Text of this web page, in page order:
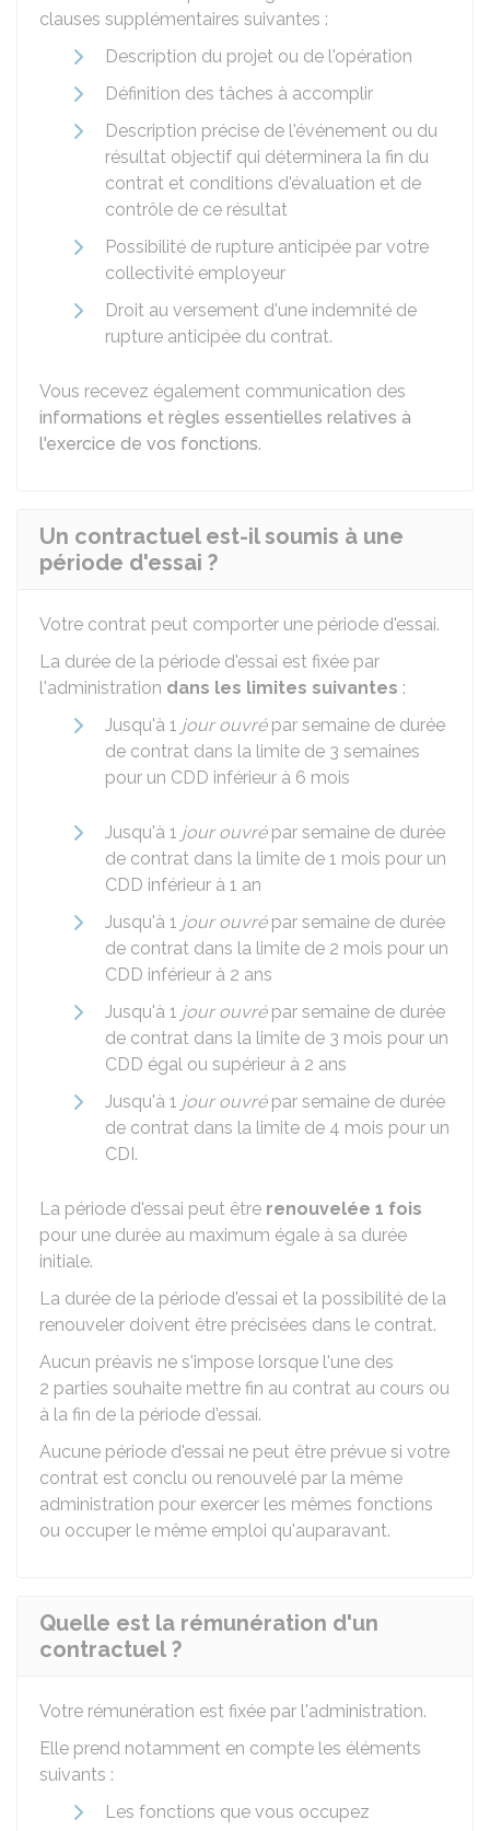
clauses supplémentaires suivantes :
Description du projet ou de l'opération
Définition des tâches à accomplir
Description précise de l'événement ou du
résultat objectif qui déterminera la fin du
contrat et conditions d'évaluation et de
contrôle de ce résultat
Possibilité de rupture anticipée par votre
collectivité employeur
Droit au versement d'une indemnité de
rupture anticipée du contrat.
Vous recevez également communication des
informations et règles essentielles relatives à
l'exercice de vos fonctions.
Un contractuel est-il soumis à une
période d'essai ?
Votre contrat peut comporter une période d'essai.
La durée de la période d'essai est fixée par
l'administration dans les limites suivantes :
Jusqu'à 1 jour ouvrépar semaine de durée
de contrat dans la limite de 3 semaines
pour un CDD inférieur à 6 mois
Jusqu'à 1 jour ouvrépar semaine de durée
de contrat dans la limite de 1 mois pour un
CDD inférieur à 1 an
Jusqu'à 1 jour ouvrépar semaine de durée
de contrat dans la limite de 2 mois pour un
CDD inférieur à 2 ans
Jusqu'à 1 jour ouvrépar semaine de durée
de contrat dans la limite de 3 mois pour un
CDD égal ou supérieur à 2 ans
Jusqu'à 1 jour ouvrépar semaine de durée
de contrat dans la limite de 4 mois pour un
CDI.
La période d'essai peut être renouvelée 1 fois
pour une durée au maximum égale à sa durée
initiale.
La durée de la période d'essai et la possibilité de la
renouveler doivent être précisées dans le contrat.
Aucun préavis ne s'impose lorsque l'une des
2 parties souhaite mettre fin au contrat au cours ou
à la fin de la période d'essai.
Aucune période d'essai ne peut être prévue si votre
contrat est conclu ou renouvelé par la même
administration pour exercer les mêmes fonctions
ou occuper le même emploi qu'auparavant.
Quelle est la rémunération d'un
contractuel ?
Votre rémunération est fixée par l'administration.
Elle prend notamment en compte les éléments
suivants :
Les fonctions que vous occupez